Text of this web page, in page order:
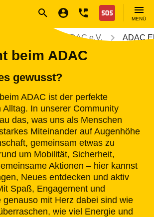
Nothilfe
MENÜ
Über den ADAC e.V. ADAC
beim ADAC
gewusst?
ADAC ist der perfekte
Alltag. In unserer Community
das, was uns als Menschen
Miteinander auf Augenhöhe
gemeinsam etwas zu
um Mobilität, Sicherheit,
Aktionen – hier kannst
Neues entdecken und aktiv
Spaß, Engagement und
genauso mit Herz dabei sind wie
wie viel Energie und